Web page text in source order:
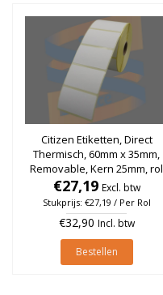
Citizen Etiketten, Direct
Thermisch, 60mm x 35mm,
Removable, Kern 25mm, rol
à 1.750 stuks
€27,19 Excl. btw
Stukprijs: €27,19 / Per Rol
€32,90 Incl. btw
Bestellen